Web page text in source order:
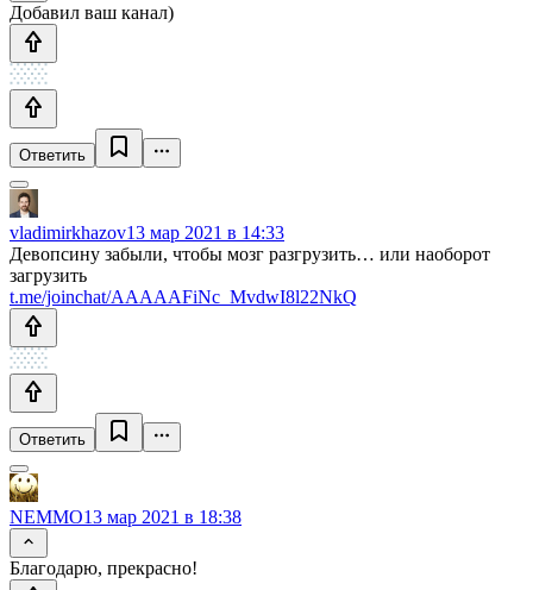
Добавил ваш канал)
Ответить
vladimirkhazov13 мар 2021 в 14:33
Девопсину забыли, чтобы мозг разгрузить… или наоборот
загрузить
t.me/joinchat/AAAAAFiNc_MvdwI8l22NkQ
Ответить
NEMMO13 мар 2021 в 18:38
Благодарю, прекрасно!